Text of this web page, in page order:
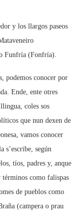
y los llargos paseos
Funfría (Fonfría).
podemos conocer por
Ende, ente otres
coles sos
que nun dexen de
vamos conocer
s’escribe, según
tíos, padres y, anque
términos como falispas
de pueblos como
(campera o prau